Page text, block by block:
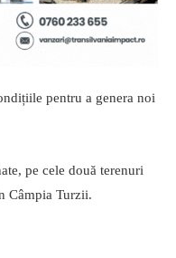
pentru a genera noi
pe cele două terenuri
Câmpia Turzii.